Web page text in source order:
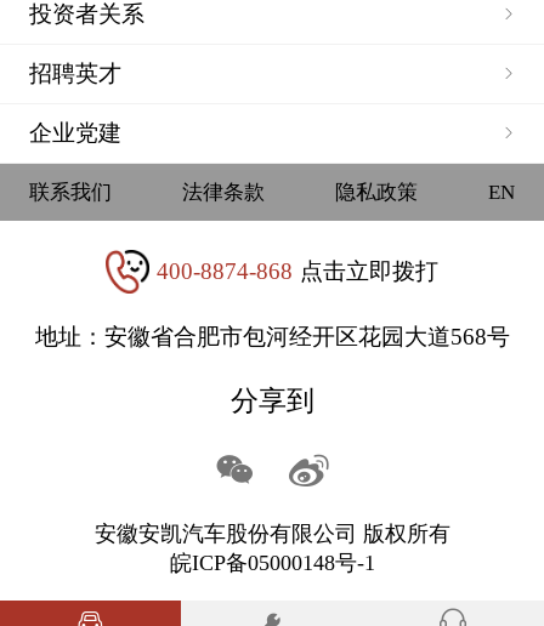
投资者关系
招聘英才
企业党建
联系我们 法律条款 隐私政策 EN
400-8874-868 点击立即拨打
地址：安徽省合肥市包河经开区花园大道568号
分享到
安徽安凯汽车股份有限公司 版权所有
皖ICP备05000148号-1